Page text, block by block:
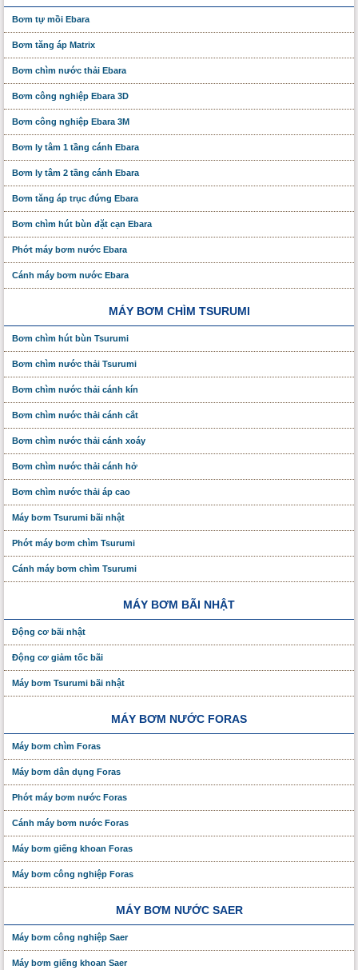
Bơm tự mồi Ebara
Bơm tăng áp Matrix
Bơm chìm nước thải Ebara
Bơm công nghiệp Ebara 3D
Bơm công nghiệp Ebara 3M
Bơm ly tâm 1 tầng cánh Ebara
Bơm ly tâm 2 tầng cánh Ebara
Bơm tăng áp trục đứng Ebara
Bơm chìm hút bùn đặt cạn Ebara
Phớt máy bơm nước Ebara
Cánh máy bơm nước Ebara
MÁY BƠM CHÌM TSURUMI
Bơm chìm hút bùn Tsurumi
Bơm chìm nước thải Tsurumi
Bơm chìm nước thải cánh kín
Bơm chìm nước thải cánh cắt
Bơm chìm nước thải cánh xoáy
Bơm chìm nước thải cánh hở
Bơm chìm nước thải áp cao
Máy bơm Tsurumi bãi nhật
Phớt máy bơm chìm Tsurumi
Cánh máy bơm chìm Tsurumi
MÁY BƠM BÃI NHẬT
Động cơ bãi nhật
Động cơ giảm tốc bãi
Máy bơm Tsurumi bãi nhật
MÁY BƠM NƯỚC FORAS
Máy bơm chìm Foras
Máy bơm dân dụng Foras
Phớt máy bơm nước Foras
Cánh máy bơm nước Foras
Máy bơm giếng khoan Foras
Máy bơm công nghiệp Foras
MÁY BƠM NƯỚC SAER
Máy bơm công nghiệp Saer
Máy bơm giếng khoan Saer